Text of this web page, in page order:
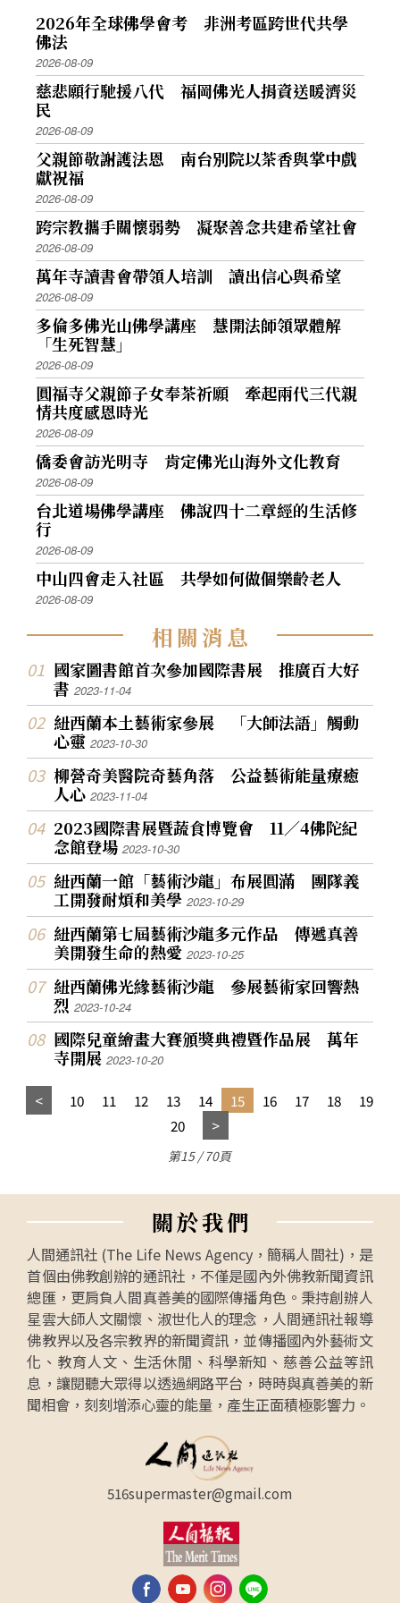
2026年全球佛學會考 非洲考區跨世代共學
佛法
2026-08-09
慈悲願行馳援八代 福岡佛光人捐資送暖濟災
民
2026-08-09
父親節敬謝護法恩 南台別院以茶香與掌中戲
獻祝福
2026-08-09
跨宗教攜手關懷弱勢 凝聚善念共建希望社會
2026-08-09
萬年寺讀書會帶領人培訓 讀出信心與希望
2026-08-09
多倫多佛光山佛學講座 慧開法師領眾體解
「生死智慧」
2026-08-09
圓福寺父親節子女奉茶祈願 牽起兩代三代親
情共度感恩時光
2026-08-09
僑委會訪光明寺 肯定佛光山海外文化教育
2026-08-09
台北道場佛學講座 佛說四十二章經的生活修
行
2026-08-09
中山四會走入社區 共學如何做個樂齡老人
2026-08-09
相關消息
國家圖書館首次參加國際書展 推廣百大好
書2023-11-04
紐西蘭本土藝術家參展 「大師法語」觸動
心靈2023-10-30
柳營奇美醫院奇藝角落 公益藝術能量療癒
人心2023-11-04
2023國際書展暨蔬食博覽會 11／4佛陀紀
念館登場2023-10-30
紐西蘭一館「藝術沙龍」布展圓滿 團隊義
工開發耐煩和美學2023-10-29
紐西蘭第七屆藝術沙龍多元作品 傳遞真善
美開發生命的熱愛2023-10-25
紐西蘭佛光緣藝術沙龍 參展藝術家回響熱
烈2023-10-24
國際兒童繪畫大賽頒獎典禮暨作品展 萬年
寺開展2023-10-20
10 11 12 13 14 15 16 17 18
19
20
第15 / 70頁
關於我們
人間通訊社 (The Life News Agency，簡稱人間社)，是
首個由佛教創辦的通訊社，不僅是國內外佛教新聞資訊
總匯，更肩負人間真善美的國際傳播角色。秉持創辦人
星雲大師人文關懷、淑世化人的理念，人間通訊社報導
佛教界以及各宗教界的新聞資訊，並傳播國內外藝術文
化、教育人文、生活休閒、科學新知、慈善公益等訊
息，讓閱聽大眾得以透過網路平台，時時與真善美的新
聞相會，刻刻增添心靈的能量，產生正面積極影響力。
516supermaster@gmail.com